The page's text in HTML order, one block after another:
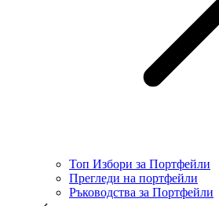
Топ Избори за Портфейли
Прегледи на портфейли
Ръководства за Портфейли